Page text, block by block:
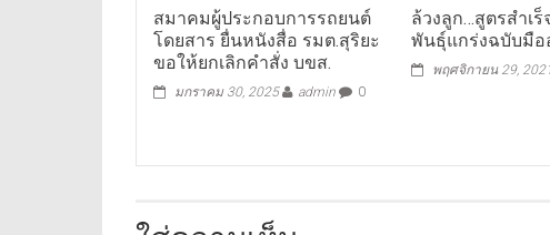
สมาคมผู้ประกอบการรถยนต์
โดยสาร ยื่นหนังสื่อ รมต.สุริยะ
ขอให้ยกเลิกคำสั่ง บขส.
มกราคม 30, 2025 admin 0
ล้วงลูก…สูตรสำเ
พันธุ์แกร่งฉบับมือ
พฤศจิกายน 29,